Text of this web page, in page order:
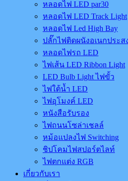
หลอดไฟ LED par30
หลอดไฟ LED Track Light
หลอดไฟ Led High Bay
ปลั๊กไฟติดผนังอเนกประส
หลอดไฟรถ LED
ไฟเส้น LED Ribbon Light
LED Bulb Light ไฟขั้ว
ไฟใต้น้ำ LED
ไฟอุโมงค์ LED
หนังสือรับรอง
ไฟถนนโซล่าเชลล์
หม้อแปลงไฟ Switching
ชิปโคมไฟสปอร์ตไลท์
ไฟตกแต่ง RGB
เกี่ยวกับเรา